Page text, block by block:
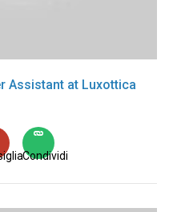
Assistant at Luxottica
Condividi